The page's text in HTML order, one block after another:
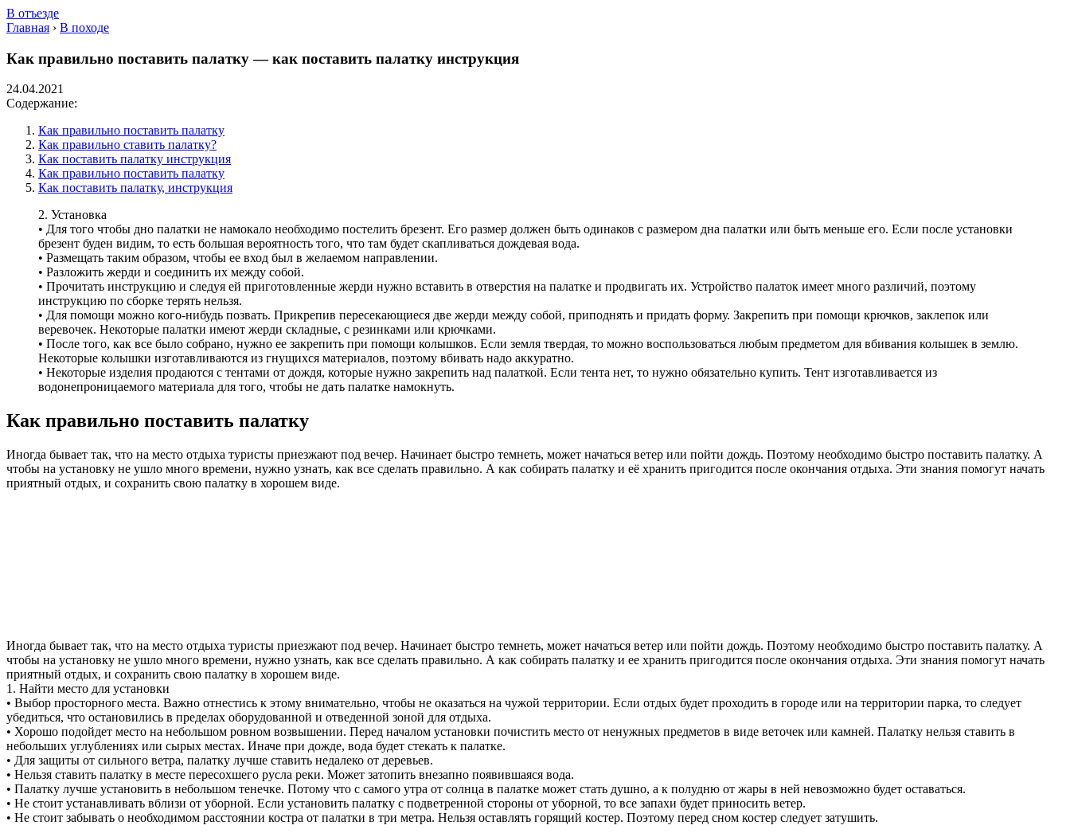
В отъезде
Главная › В походе
Как правильно поставить палатку — как поставить палатку инструкция
24.04.2021
Содержание:
Как правильно поставить палатку
Как правильно ставить палатку?
Как поставить палатку инструкция
Как правильно поставить палатку
Как поставить палатку, инструкция
2. Установка
• Для того чтобы дно палатки не намокало необходимо постелить брезент. Его размер должен быть одинаков с размером дна палатки или быть меньше его. Если после установки
брезент буден видим, то есть большая вероятность того, что там будет скапливаться дождевая вода.
• Размещать таким образом, чтобы ее вход был в желаемом направлении.
• Разложить жерди и соединить их между собой.
• Прочитать инструкцию и следуя ей приготовленные жерди нужно вставить в отверстия на палатке и продвигать их. Устройство палаток имеет много различий, поэтому
инструкцию по сборке терять нельзя.
• Для помощи можно кого-нибудь позвать. Прикрепив пересекающиеся две жерди между собой, приподнять и придать форму. Закрепить при помощи крючков, заклепок или
веревочек. Некоторые палатки имеют жерди складные, с резинками или крючками.
• После того, как все было собрано, нужно ее закрепить при помощи колышков. Если земля твердая, то можно воспользоваться любым предметом для вбивания колышек в землю.
Некоторые колышки изготавливаются из гнущихся материалов, поэтому вбивать надо аккуратно.
• Некоторые изделия продаются с тентами от дождя, которые нужно закрепить над палаткой. Если тента нет, то нужно обязательно купить. Тент изготавливается из
водонепроницаемого материала для того, чтобы не дать палатке намокнуть.
Как правильно поставить палатку
Иногда бывает так, что на место отдыха туристы приезжают под вечер. Начинает быстро темнеть, может начаться ветер или пойти дождь. Поэтому необходимо быстро поставить палатку. А
чтобы на установку не ушло много времени, нужно узнать, как все сделать правильно. А как собирать палатку и её хранить пригодится после окончания отдыха. Эти знания помогут начать
приятный отдых, и сохранить свою палатку в хорошем виде.
Иногда бывает так, что на место отдыха туристы приезжают под вечер. Начинает быстро темнеть, может начаться ветер или пойти дождь. Поэтому необходимо быстро поставить палатку. А
чтобы на установку не ушло много времени, нужно узнать, как все сделать правильно. А как собирать палатку и ее хранить пригодится после окончания отдыха. Эти знания помогут начать
приятный отдых, и сохранить свою палатку в хорошем виде.
1. Найти место для установки
• Выбор просторного места. Важно отнестись к этому внимательно, чтобы не оказаться на чужой территории. Если отдых будет проходить в городе или на территории парка, то следует
убедиться, что остановились в пределах оборудованной и отведенной зоной для отдыха.
• Хорошо подойдет место на небольшом ровном возвышении. Перед началом установки почистить место от ненужных предметов в виде веточек или камней. Палатку нельзя ставить в
небольших углублениях или сырых местах. Иначе при дожде, вода будет стекать к палатке.
• Для защиты от сильного ветра, палатку лучше ставить недалеко от деревьев.
• Нельзя ставить палатку в месте пересохшего русла реки. Может затопить внезапно появившаяся вода.
• Палатку лучше установить в небольшом тенечке. Потому что с самого утра от солнца в палатке может стать душно, а к полудню от жары в ней невозможно будет оставаться.
• Не стоит устанавливать вблизи от уборной. Если установить палатку с подветренной стороны от уборной, то все запахи будет приносить ветер.
• Не стоит забывать о необходимом расстоянии костра от палатки в три метра. Нельзя оставлять горящий костер. Поэтому перед сном костер следует затушить.